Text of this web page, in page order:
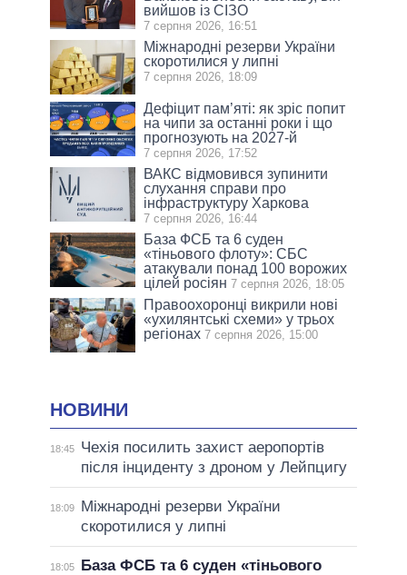
вийшов із СІЗО
7 серпня 2026, 16:51
Міжнародні резерви України
скоротилися у липні
7 серпня 2026, 18:09
Дефіцит пам’яті: як зріс попит
на чипи за останні роки і що
прогнозують на 2027-й
7 серпня 2026, 17:52
ВАКС відмовився зупинити
слухання справи про
інфраструктуру Харкова
7 серпня 2026, 16:44
База ФСБ та 6 суден
«тіньового флоту»: СБС
атакували понад 100 ворожих
цілей росіян 7 серпня 2026, 18:05
Правоохоронці викрили нові
«ухилянтські схеми» у трьох
регіонах 7 серпня 2026, 15:00
НОВИНИ
18:45
Чехія посилить захист аеропортів
після інциденту з дроном у Лейпцигу
18:09
Міжнародні резерви України
скоротилися у липні
18:05
База ФСБ та 6 суден «тіньового